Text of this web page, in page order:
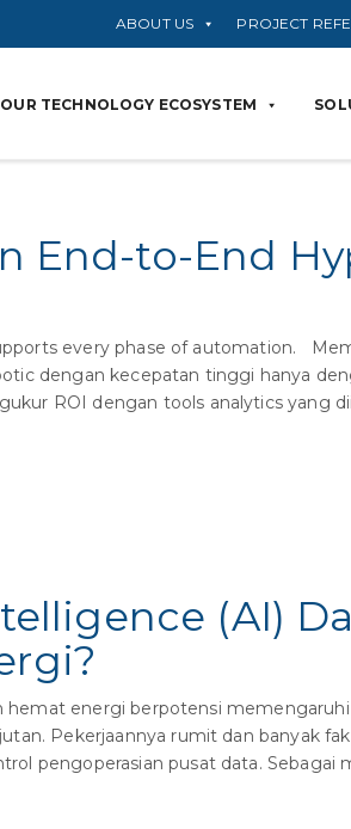
ABOUT US PROJECT
OUR TECHNOLOGY ECOSYSTEM
End-to-End
every phase of automation.
dengan kecepatan tinggi hanya
ROI dengan tools analytics yang
(AI)
energi berpotensi
Pekerjaannya rumit dan banyak
pengoperasian pusat data. Sebagai